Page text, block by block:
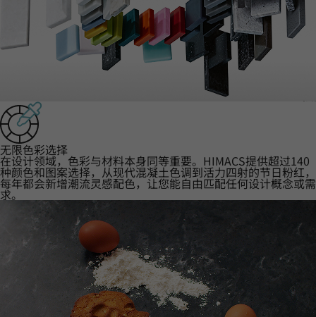
‌无限色彩选择‌
在设计领域，色彩与材料本身同等重要。HIMACS提供超过140
种颜色和图案选择，从现代混凝土色调到活力四射的节日粉红，
每年都会新增潮流灵感配色，让您能自由匹配任何设计概念或需
求。